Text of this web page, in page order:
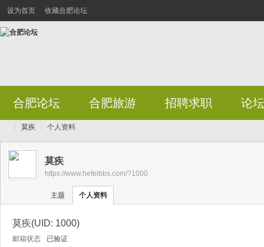
设为首页 收藏合肥论坛
合肥论坛 合肥旅游 招聘求职 论
›
莫疾
›
个人资料
莫疾
https://www.hefeibbs.com/?1000
主题 个人资料
莫疾(UID: 1000)
邮箱状态 已验证